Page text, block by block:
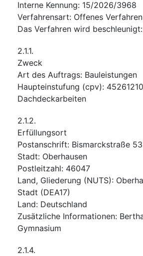
Interne Kennung: 15/2026/3968
Verfahrensart: Offenes Verfahren
Das Verfahren wird beschleunigt:
2.1.1.
Zweck
Art des Auftrags: Bauleistungen
Haupteinstufung (cpv): 45261210
Dachdeckarbeiten
2.1.2.
Erfüllungsort
Postanschrift: Bismarckstraße 53
Stadt: Oberhausen
Postleitzahl: 46047
Land, Gliederung (NUTS):
Stadt (DEA17)
Land: Deutschland
Zusätzliche Informationen:
Gymnasium
2.1.4.